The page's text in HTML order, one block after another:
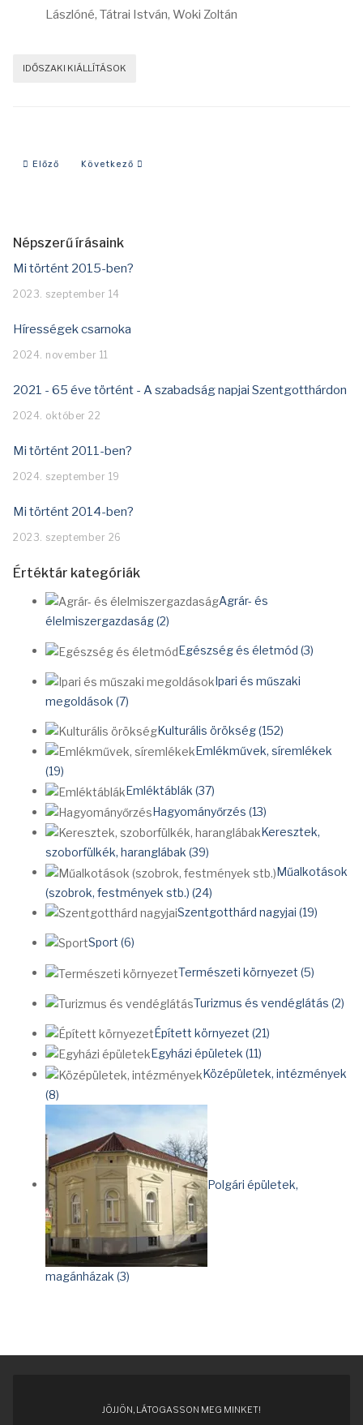
Lászlóné, Tátrai István, Woki Zoltán
IDŐSZAKI KIÁLLÍTÁSOK
Előző cikk: 2020 - Szentgotthárd sportja
Előző Következő cikk: 2019 - Díszpolgárok anno
Következő
Népszerű írásaink
Mi történt 2015-ben?
2023. szeptember 14
Hírességek csarnoka
2024. november 11
2021 - 65 éve történt - A szabadság napjai Szentgotthárdon
2024. október 22
Mi történt 2011-ben?
2024. szeptember 19
Mi történt 2014-ben?
2023. szeptember 26
Értéktár kategóriák
Agrár- és
élelmiszergazdaság (2)
Egészség és életmód (3)
Ipari és műszaki
megoldások (7)
Kulturális örökség (152)
Emlékművek, síremlékek
(19)
Emléktáblák (37)
Hagyományőrzés (13)
Keresztek,
szoborfülkék, haranglábak (39)
Műalkotások
(szobrok, festmények stb.) (24)
Szentgotthárd nagyjai (19)
Sport (6)
Természeti környezet (5)
Turizmus és vendéglátás (2)
Épített környezet (21)
Egyházi épületek (11)
Középületek, intézmények
(8)
Polgári épületek,
magánházak (3)
JÖJJÖN, LÁTOGASSON MEG MINKET!